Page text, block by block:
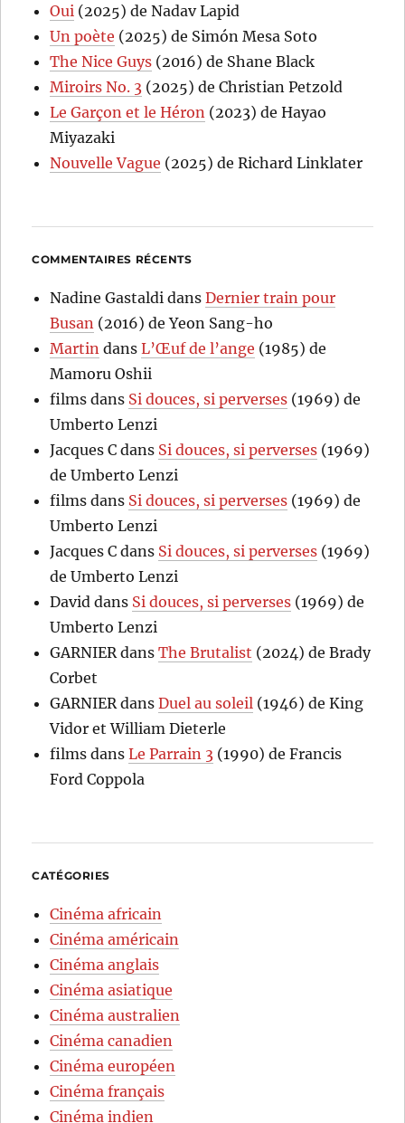
Oui (2025) de Nadav Lapid
Un poète (2025) de Simón Mesa Soto
The Nice Guys (2016) de Shane Black
Miroirs No. 3 (2025) de Christian Petzold
Le Garçon et le Héron (2023) de Hayao
Miyazaki
Nouvelle Vague (2025) de Richard Linklater
COMMENTAIRES RÉCENTS
Nadine Gastaldi dansDernier train pour
Busan (2016) de Yeon Sang-ho
Martin dansL’Œuf de l’ange (1985) de
Mamoru Oshii
films dans Si douces, si perverses (1969) de
Umberto Lenzi
Jacques C dans Si douces, si perverses (1969)
de Umberto Lenzi
films dans Si douces, si perverses (1969) de
Umberto Lenzi
Jacques C dans Si douces, si perverses (1969)
de Umberto Lenzi
David dans Si douces, si perverses (1969) de
Umberto Lenzi
GARNIERdansThe Brutalist (2024) de Brady
Corbet
GARNIERdansDuel au soleil (1946) de King
Vidor et William Dieterle
films dansLe Parrain 3 (1990) de Francis
Ford Coppola
CATÉGORIES
Cinéma africain
Cinéma américain
Cinéma anglais
Cinéma asiatique
Cinéma australien
Cinéma canadien
Cinéma européen
Cinéma français
Cinéma indien